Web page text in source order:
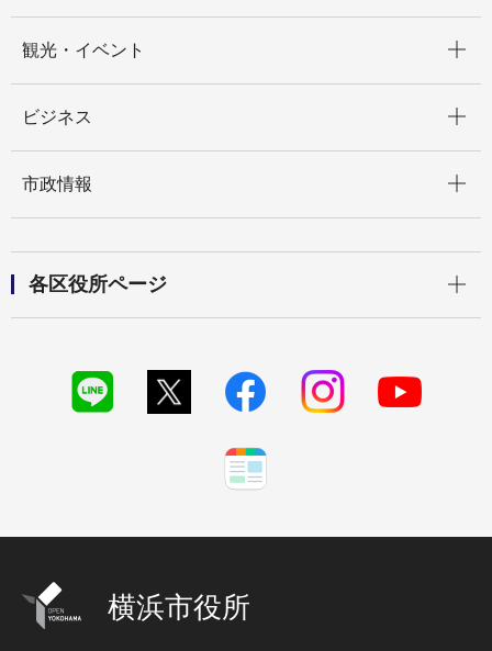
観光・イベント
ビジネス
市政情報
各区役所ページ
横浜市役所